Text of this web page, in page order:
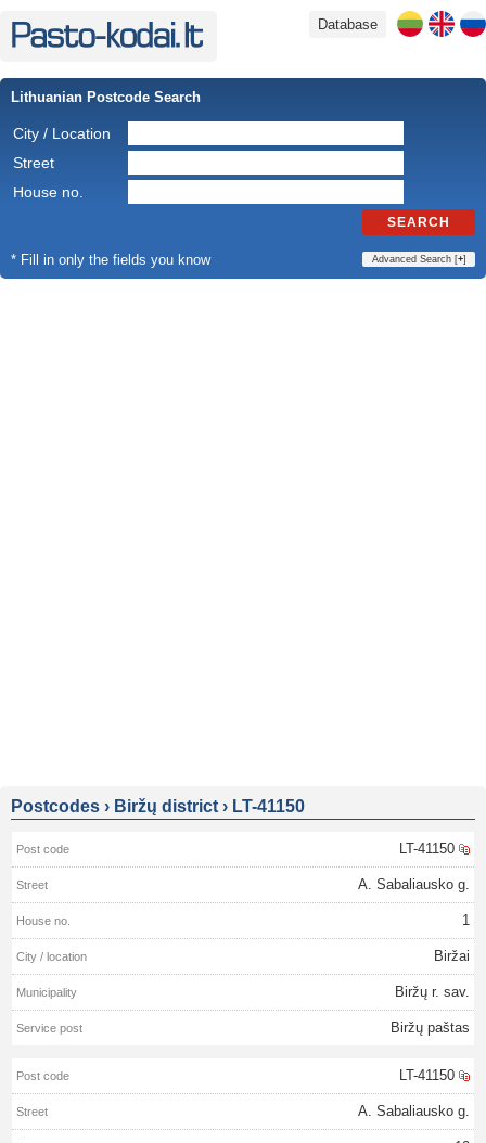
Database
Lithuanian Postcode Search
City / Location
Street
House no.
SEARCH
* Fill in only the fields you know Advanced Search [+]
Postcodes › Biržų district › LT-41150
LT-41150
A. Sabaliausko g.
1
Biržai
Biržų r. sav.
Biržų paštas
LT-41150
A. Sabaliausko g.